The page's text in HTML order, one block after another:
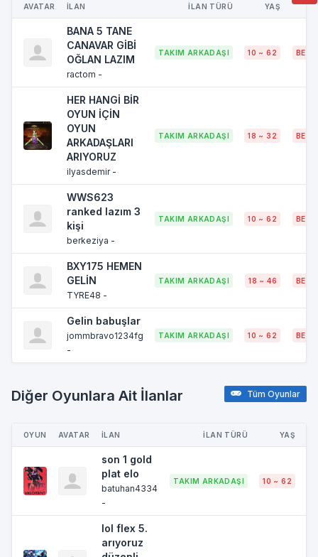
AVATAR İLAN İLAN TÜRÜ YAŞ
BANA 5 TANE
CANAVAR GİBİ
OĞLAN LAZIM
ractom -
TAKIM ARKADAŞI 10 ~ 62
HER HANGİ BİR
OYUN İÇİN
OYUN
ARKADAŞLARI
ARIYORUZ
ilyasdemir -
TAKIM ARKADAŞI 18 ~ 32
WWS623
ranked lazım 3
kişi
berkeziya -
TAKIM ARKADAŞI 10 ~ 62
BXY175 HEMEN
GELİN
TYRE48 -
TAKIM ARKADAŞI 18 ~ 46
Gelin babuşlar
jommbravo1234fg
-
TAKIM ARKADAŞI 10 ~ 62
Diğer Oyunlara Ait İlanlar Tüm Oyunlar
OYUN AVATAR İLAN İLAN TÜRÜ YAŞ
son 1 gold
plat elo
batuhan4334
-
TAKIM ARKADAŞI 10 ~ 62
lol flex 5.
arıyoruz